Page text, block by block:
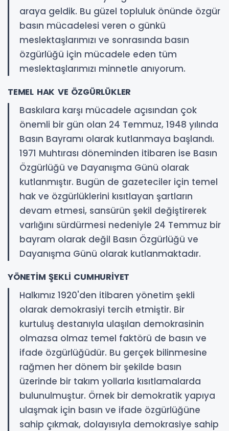
araya geldik. Bu güzel topluluk önünde özgür
basın mücadelesi veren o günkü
meslektaşlarımızı ve sonrasında basın
özgürlüğü için mücadele eden tüm
meslektaşlarımızı minnetle anıyorum.
TEMEL HAK VE ÖZGÜRLÜKLER
Baskılara karşı mücadele açısından çok
önemli bir gün olan 24 Temmuz, 1948 yılında
Basın Bayramı olarak kutlanmaya başlandı.
1971 Muhtırası döneminden itibaren ise Basın
Özgürlüğü ve Dayanışma Günü olarak
kutlanmıştır. Bugün de gazeteciler için temel
hak ve özgürlüklerini kısıtlayan şartların
devam etmesi, sansürün şekil değiştirerek
varlığını sürdürmesi nedeniyle 24 Temmuz bir
bayram olarak değil Basın Özgürlüğü ve
Dayanışma Günü olarak kutlanmaktadır.
YÖNETİM ŞEKLİ CUMHURİYET
Halkımız 1920'den itibaren yönetim şekli
olarak demokrasiyi tercih etmiştir. Bir
kurtuluş destanıyla ulaşılan demokrasinin
olmazsa olmaz temel faktörü de basın ve
ifade özgürlüğüdür. Bu gerçek bilinmesine
rağmen her dönem bir şekilde basın
üzerinde bir takım yollarla kısıtlamalarda
bulunulmuştur. Örnek bir demokratik yapıya
ulaşmak için basın ve ifade özgürlüğüne
sahip çıkmak, dolayısıyla demokrasiye sahip